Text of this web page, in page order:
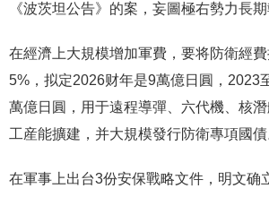
《波茨坦公告》的案，妄圖極右勢力長期
在經濟上大規模增加軍費，要将防衛經
5%，拟定2026财年是9萬億日圓，2023
萬億日圓，用于遠程導彈、六代機、核
工産能擴建，并大規模發行防衛專項國債
在軍事上出台3份安保戰略文件，明文确